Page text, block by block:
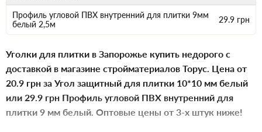
Профиль угловой ПВХ внутренний для плитки 9мм
белый 2,5м
29.9 грн
Уголки для плитки в Запорожье купить недорого с
доставкой в магазине стройматериалов Торус. Цена от
20.9 грн за Угол защитный для плитки 10*10 мм белый
или 29.9 грн Профиль угловой ПВХ внутренний для
плитки 9 мм белый. Оптовые цены от 3-х штук ниже!